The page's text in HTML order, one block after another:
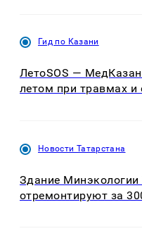
Гид по Казани
ЛетоSOS —
летом при травмах и
Новости Татарстана
Здание Минэкологии
отремонтируют за